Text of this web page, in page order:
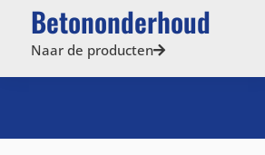
Betononderhoud
Naar de producten